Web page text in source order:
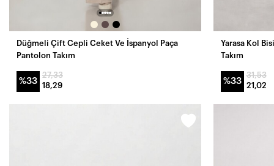
Düğmeli Çift Cepli Ceket Ve İspanyol Paça
Pantolon Takım
%33
27,33
18,29
Yarasa Kol
Takım
%33
31,53
21,02